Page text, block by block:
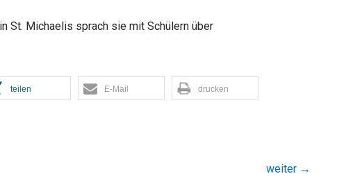
St. Michaelis sprach sie mit Schülern über
teilen E-Mail drucken
weiter →